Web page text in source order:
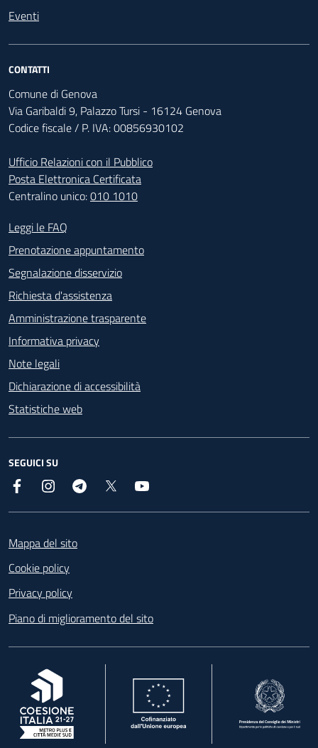
Eventi
CONTATTI
Comune di Genova
Via Garibaldi 9, Palazzo Tursi - 16124 Genova
Codice fiscale / P. IVA: 00856930102
Ufficio Relazioni con il Pubblico
Posta Elettronica Certificata
Centralino unico:010 1010
Footer - Contatti
Leggi le FAQ
Prenotazione appuntamento
Segnalazione disservizio
Richiesta d'assistenza
Amministrazione trasparente
Informativa privacy
Note legali
Dichiarazione di accessibilità
Statistiche web
SEGUICI SU
Facebook InstagramTelegram
Mappa del sito
Cookie policy
Privacy policy
Piano di miglioramento del sito
, apre in una nuova scheda